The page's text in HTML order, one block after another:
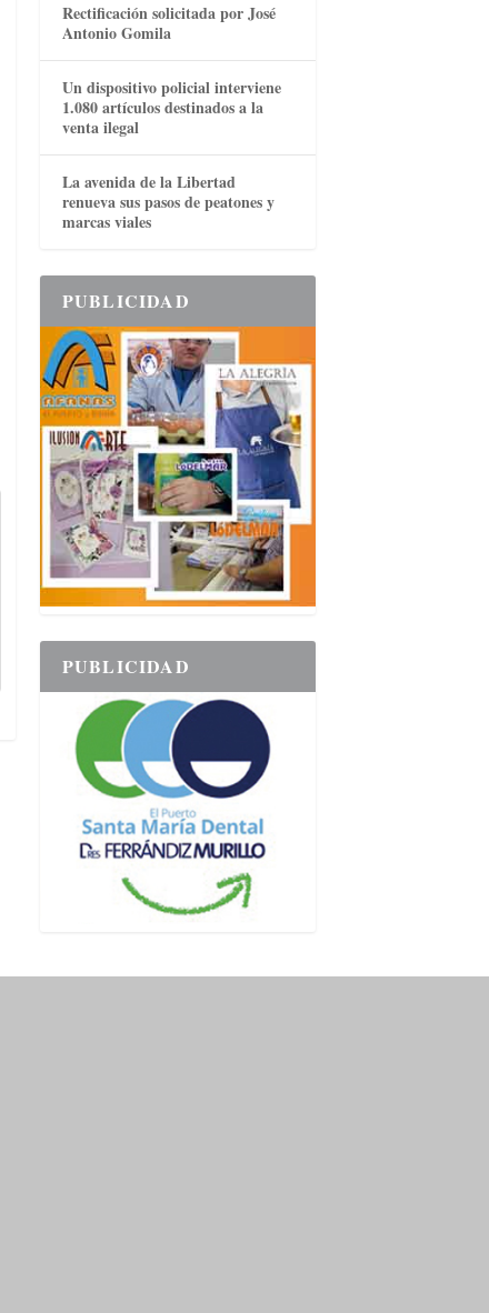
Rectificación solicitada por José
Antonio Gomila
Un dispositivo policial interviene
1.080 artículos destinados a la
venta ilegal
La avenida de la Libertad
renueva sus pasos de peatones y
marcas viales
PUBLICIDAD
PUBLICIDAD